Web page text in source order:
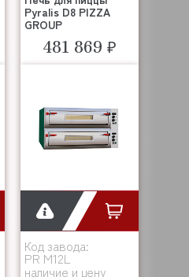
Pyralis D8 PIZZA
GROUP
481 869 ₽
Код завода:
PR M12L
наличие и цену